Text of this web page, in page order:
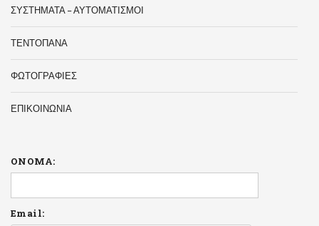
ΣΥΣΤΗΜΑΤΑ – ΑΥΤΟΜΑΤΙΣΜΟΙ
ΤΕΝΤΟΠΑΝΑ
ΦΩΤΟΓΡΑΦΙΕΣ
ΕΠΙΚΟΙΝΩΝΙΑ
ΟΝΟΜΑ:
Email: